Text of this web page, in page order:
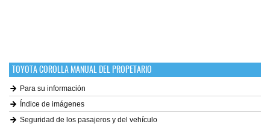
TOYOTA COROLLA MANUAL DEL PROPETARIO
Para su información
Índice de imágenes
Seguridad de los pasajeros y del vehículo